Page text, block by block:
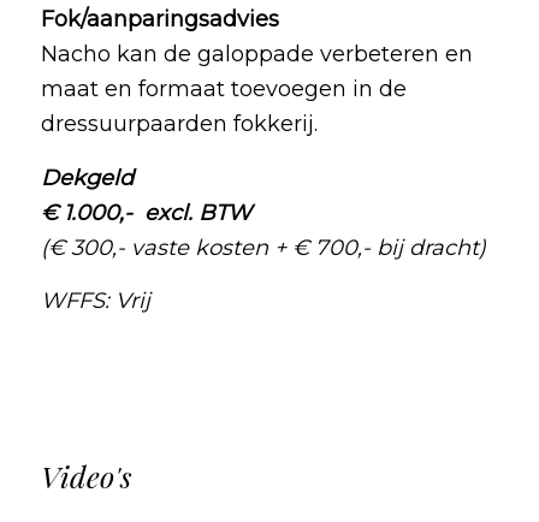
Fok/aanparingsadvies
Nacho kan de galoppade verbeteren en
maat en formaat toevoegen in de
dressuurpaarden fokkerij.
Dekgeld
€ 1.000,- excl. BTW
(€ 300,- vaste kosten + € 700,- bij dracht)
WFFS: Vrij
Video's